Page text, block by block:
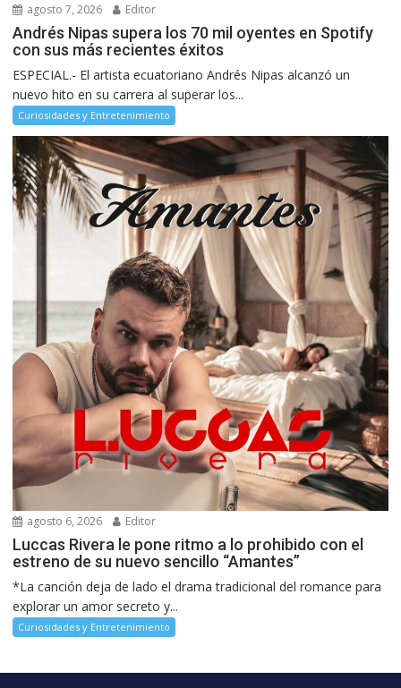
agosto 7, 2026 Editor
Andrés Nipas supera los 70 mil oyentes en Spotify
con sus más recientes éxitos
ESPECIAL.- El artista ecuatoriano Andrés Nipas alcanzó un
nuevo hito en su carrera al superar los...
Curiosidades y Entretenimiento
agosto 6, 2026 Editor
Luccas Rivera le pone ritmo a lo prohibido con el
estreno de su nuevo sencillo “Amantes”
*La canción deja de lado el drama tradicional del romance para
explorar un amor secreto y...
Curiosidades y Entretenimiento